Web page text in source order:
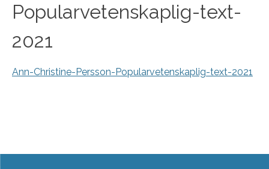
Popularvetenskaplig-text-
2021
Ann-Christine-Persson-Popularvetenskaplig-text-2021